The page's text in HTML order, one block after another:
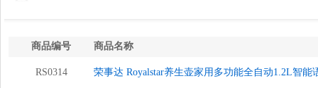
商品编号 商品名称
RS0314 荣事达 Royalstar养生壶家用多功能全自动1.2L智能